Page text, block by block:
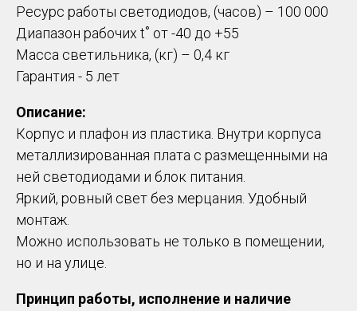
Ресурс работы светодиодов, (часов) – 100 000
Диапазон рабочих t˚ от -40 до +55
Масса светильника, (кг) – 0,4 кг
Гарантия - 5 лет
Описание:
Корпус и плафон из пластика. Внутри корпуса
металлизированная плата с размещенными на
ней светодиодами и блок питания.
Яркий, ровный свет без мерцания. Удобный
монтаж.
Можно использовать не только в помещении,
но и на улице.
Принцип работы, исполнение и наличие